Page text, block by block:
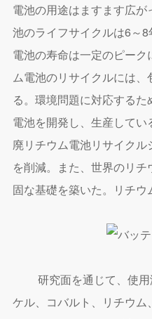
電池の用途はますます広
池のライフサイクルは6～
電池の寿命は一定のピー
ム電池のリサイクルには
る。環境問題に対応する
電池を開発し、生産して
廃リチウム電池リサイクル
を削減。また、世界のリ
固な基礎を築いた。リチウ
研究面を通じて、使用
ケル、コバルト、リチウ